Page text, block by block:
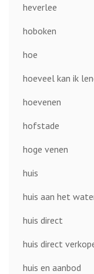
heverlee
hoboken
hoe
hoeveel kan ik
hoevenen
hofstade
hoge venen
huis
huis aan het
huis direct
huis direct
huis en aanbod